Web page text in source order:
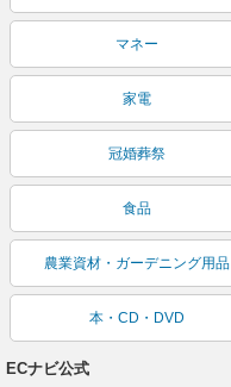
マネー
家電
冠婚葬祭
食品
農業資材・ガーデニング用品
本・CD・DVD
ECナビ公式